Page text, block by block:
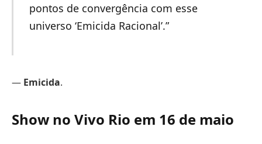
pontos de convergência com esse
universo ‘Emicida Racional’.”
— Emicida.
Show no Vivo Rio em 16 de maio